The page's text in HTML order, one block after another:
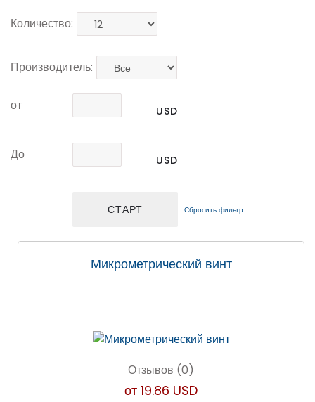
Количество:
Производитель:
от USD
До USD
Сбросить фильтр
Микрометрический винт
Отзывов (0)
от 19.86 USD